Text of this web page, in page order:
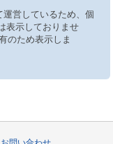
営しているため、個
表示しておりませ
のため表示しま